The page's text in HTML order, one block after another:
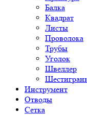
Балка
Квадрат
Листы
Проволока
Трубы
Уголок
Швеллер
Инструмент
Отводы
Сетка